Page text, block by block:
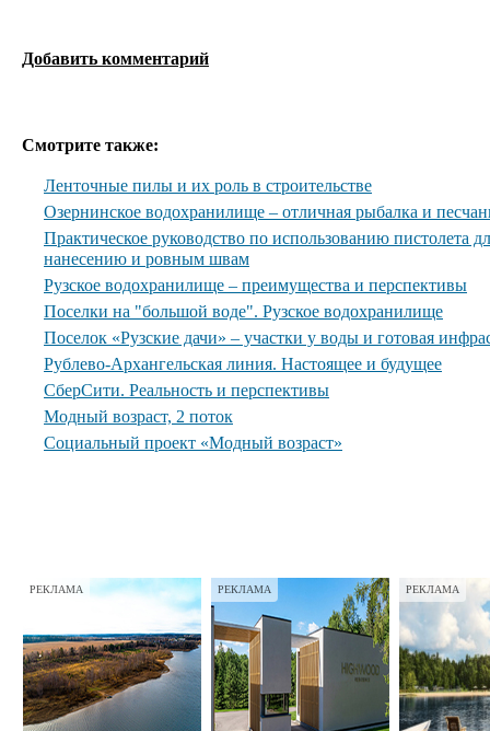
Добавить комментарий
Смотрите также:
Ленточные пилы и их роль в строительстве
Озернинское водохранилище – отличная рыбалка и
Практическое руководство по использованию пистолета
нанесению и ровным швам
Рузское водохранилище – преимущества и перспективы
Поселки на "большой воде". Рузское водохранилище
Поселок «Рузские дачи» – участки у воды и готовая
Рублево-Архангельская линия. Настоящее и будущее
СберСити. Реальность и перспективы
Модный возраст, 2 поток
Социальный проект «Модный возраст»
РЕКЛАМА РЕКЛАМА РЕКЛАМА